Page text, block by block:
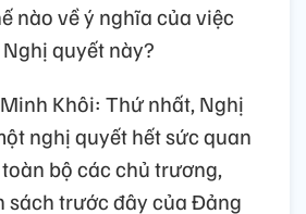
nào về ý nghĩa của việc
quyết này?
Khôi: Thứ nhất, Nghị
nghị quyết hết sức quan
bộ các chủ trương,
sách trước đây của Đảng